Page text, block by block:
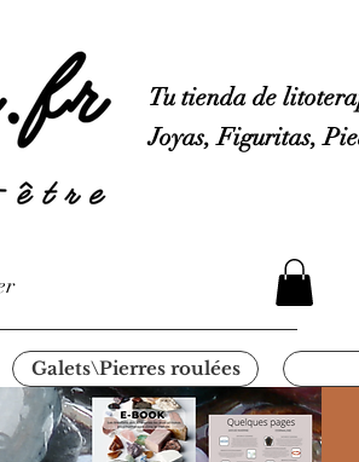
Tu tienda de
Joyas, Figuritas,
Galets\Pierres roulées